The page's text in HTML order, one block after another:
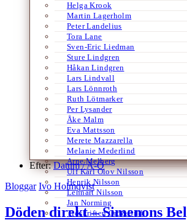
Helga Krook
Martin Lagerholm
Peter Landelius
Tora Lane
Sven-Eric Liedman
Sture Lindgren
Håkan Lindgren
Lars Lindvall
Lars Lönnroth
Ruth Lötmarker
Per Lysander
Åke Malm
Eva Mattsson
Merete Mazzarella
Melanie Mederlind
Arne Melberg
Ulf Karl Olov Nilsson
Henrik Nilsson
Lennart Nilsson
Jan Norming
Tidskriften Ord&Bild
Efter:Datum /A-Ö
Bloggar Ivo Holmqvist
Döden direkt – Simenons